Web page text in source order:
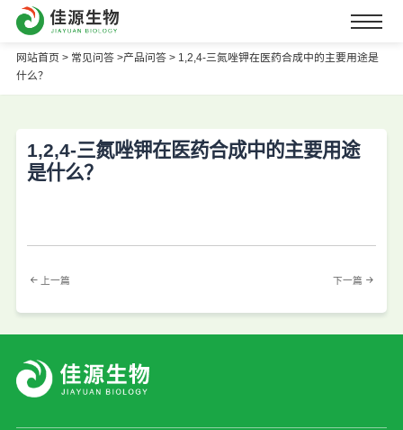
网站首页 > 常见问答 >产品问答 > 1,2,4-三氮唑钾在医药合成中的主要用途是
什么？
1,2,4-三氮唑钾在医药合成中的主要用途
是什么？
上一篇 下一篇